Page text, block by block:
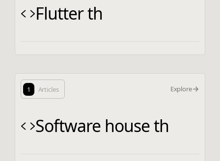
Flutter th
1 Articles Explore
Software house th